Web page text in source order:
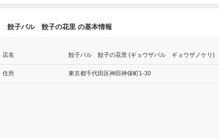
餃子バル 餃子の花里 の基本情報
店名 餃子バル 餃子の花里 (ギョウザバル ギョウザノケリ)
住所 東京都千代田区神田神保町1-30